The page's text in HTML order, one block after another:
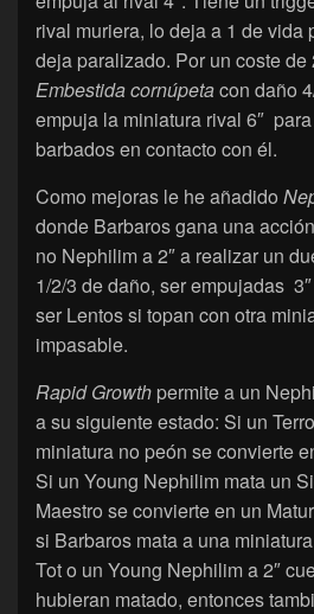
rival muriera, lo deja a 1 de vida
deja paralizado. Por un coste de
Embestida cornúpetacon daño
empuja la miniatura rival 6″
barbados en contacto con él.
Como mejoras le he añadido
donde Barbaros gana una
no Nephilim a 2″ a realizar un
1/2/3 de daño, ser empujadas
ser Lentos si topan con otra
impasable.
Rapid Growth permite a un
a su siguiente estado: Si un
miniatura no peón se convierte
Si un Young Nephilim mata un
Maestro se convierte en un
si Barbaros mata a una
Tot o un Young Nephilim a 2″
hubieran matado, entonces